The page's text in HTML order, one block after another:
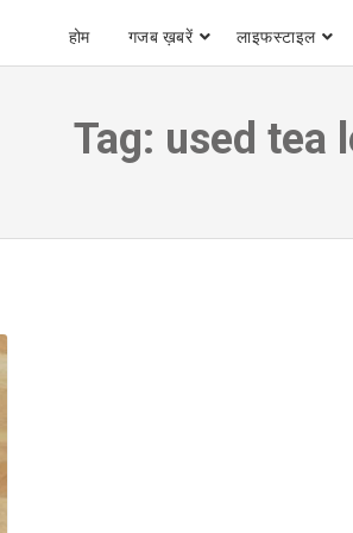
होम गजब ख़बरें लाइफस्टाइल
Tag: used tea